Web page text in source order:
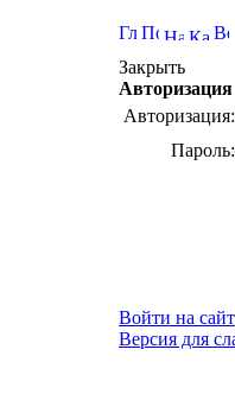
Закрыть
Авторизация
Авторизация:
Пароль:
Войти на сайт
Версия для